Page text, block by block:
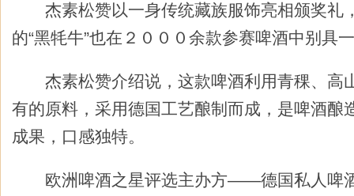
杰素松赞以一身传统藏族服饰亮相颁奖礼
的“黑牦牛”也在２０００余款参赛啤酒中别具
杰素松赞介绍说，这款啤酒利用青稞、高
有的原料，采用德国工艺酿制而成，是啤酒酿
成果，口感独特。
欧洲啤酒之星评选主办方——德国私人啤酒